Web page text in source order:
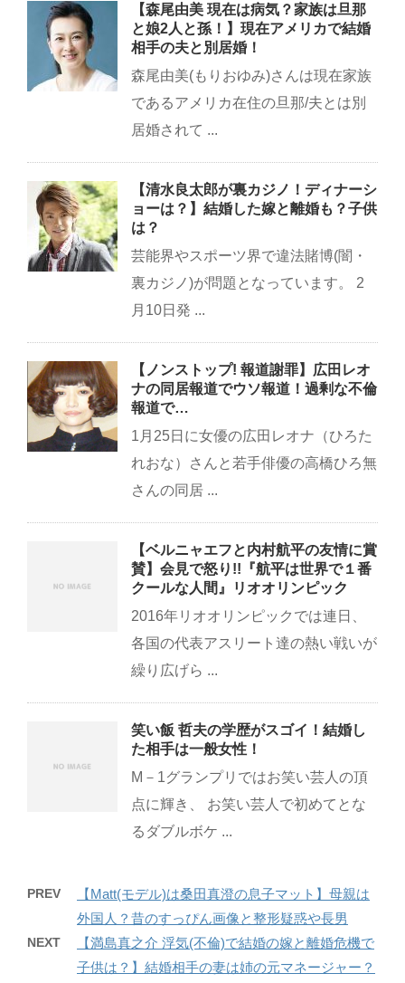
【森尾由美 現在は病気？家族は旦那
と娘2人と孫！】現在アメリカで結婚
相手の夫と別居婚！
森尾由美(もりおゆみ)さんは現在家族
であるアメリカ在住の旦那/夫とは別
居婚されて ...
【清水良太郎が裏カジノ！ディナーシ
ョーは？】結婚した嫁と離婚も？子供
は？
芸能界やスポーツ界で違法賭博(闇・
裏カジノ)が問題となっています。 2
月10日発 ...
【ノンストップ! 報道謝罪】広田レオ
ナの同居報道でウソ報道！過剰な不倫
報道で…
1月25日に女優の広田レオナ（ひろた
れおな）さんと若手俳優の高橋ひろ無
さんの同居 ...
【ベルニャエフと内村航平の友情に賞
賛】会見で怒り!!『航平は世界で１番
クールな人間』リオオリンピック
2016年リオオリンピックでは連日、
各国の代表アスリート達の熱い戦いが
繰り広げら ...
笑い飯 哲夫の学歴がスゴイ！結婚し
た相手は一般女性！
M－1グランプリではお笑い芸人の頂
点に輝き、 お笑い芸人で初めてとな
るダブルボケ ...
PREV
【Matt(モデル)は桑田真澄の息子マット】母親は
外国人？昔のすっぴん画像と整形疑惑や長男
NEXT
【満島真之介 浮気(不倫)で結婚の嫁と離婚危機で
子供は？】結婚相手の妻は姉の元マネージャー？